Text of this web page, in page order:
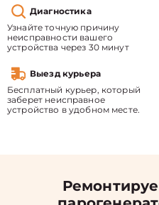
Диагностика
Узнайте точную причину
неисправности вашего
устройства через 30 минут
Выезд курьера
Бесплатный курьер, который
заберет неисправное
устройство в удобном месте.